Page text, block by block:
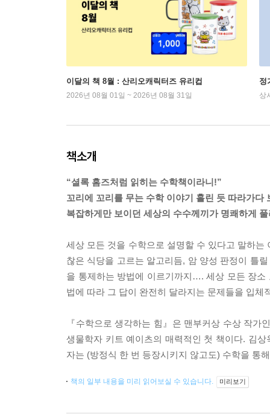
이달의 책 8월 : 산리오캐릭터즈 유리컵
2026년 08월 01일 ~ 2026년 08월 31일
정
상
책소개
“셜록 홈즈처럼 읽히는 수학책이라니!”
꼬리에 꼬리를 무는 수학 이야기 홀린 듯 따라가다
복잡하게만 보이던 세상의 수수께끼가 명쾌하게
세상 모든 것을 수학으로 설명할 수 있다고 말하
찮은 식당을 고르는 알고리듬, 암 양성 판정이 틀
을 통제하는 방법에 이르기까지…. 세상 모든 장
법에 따라 그 답이 완전히 달라지는 문제들을 입체
『수학으로 생각하는 힘』은 맨부커상 수상 작가
생물학자 키트 예이츠의 매력적인 첫 책이다. 김
자는 (방정식 한 번 등장시키지 않고도) 수학을 통
책의 일부 내용을 미리 읽어보실 수 있습니다. 미리보기